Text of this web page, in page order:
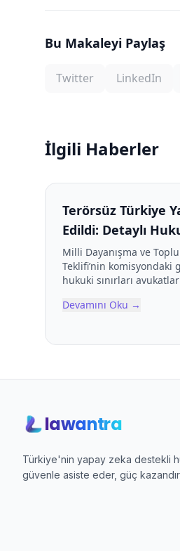
Bu Makaleyi Paylaş
Twitter LinkedIn
İlgili Haberler
Terörsüz Türkiye
Edildi: Detaylı
Milli Dayanışma ve
Teklifi’nin komisyondaki
hukuki sınırları
Devamını Oku →
lawantra
Türkiye'nin yapay zeka destekli
güvenle asiste eder, güç